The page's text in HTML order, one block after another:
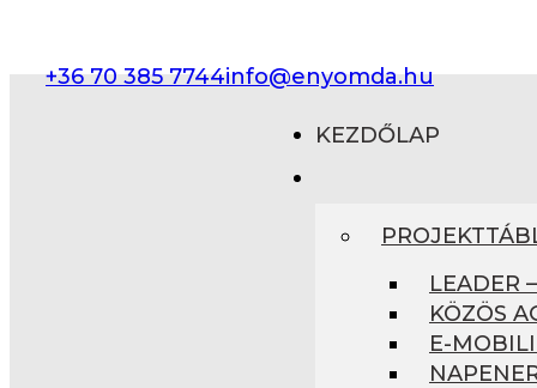
+36 70 385 7744info@enyomda.hu
KEZDŐLAP
LEADER
KÖZÖS
E-